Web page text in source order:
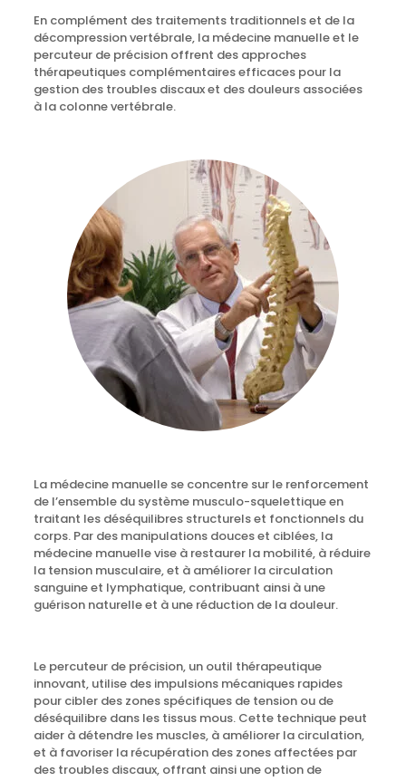
En complément des traitements traditionnels et de la
décompression vertébrale, la médecine manuelle et le
percuteur de précision offrent des approches
thérapeutiques complémentaires efficaces pour la
gestion des troubles discaux et des douleurs associées
à la colonne vertébrale.
La médecine manuelle se concentre sur le renforcement
de l’ensemble du système musculo-squelettique en
traitant les déséquilibres structurels et fonctionnels du
corps. Par des manipulations douces et ciblées, la
médecine manuelle vise à restaurer la mobilité, à réduire
la tension musculaire, et à améliorer la circulation
sanguine et lymphatique, contribuant ainsi à une
guérison naturelle et à une réduction de la douleur.
Le percuteur de précision, un outil thérapeutique
innovant, utilise des impulsions mécaniques rapides
pour cibler des zones spécifiques de tension ou de
déséquilibre dans les tissus mous. Cette technique peut
aider à détendre les muscles, à améliorer la circulation,
et à favoriser la récupération des zones affectées par
des troubles discaux, offrant ainsi une option de